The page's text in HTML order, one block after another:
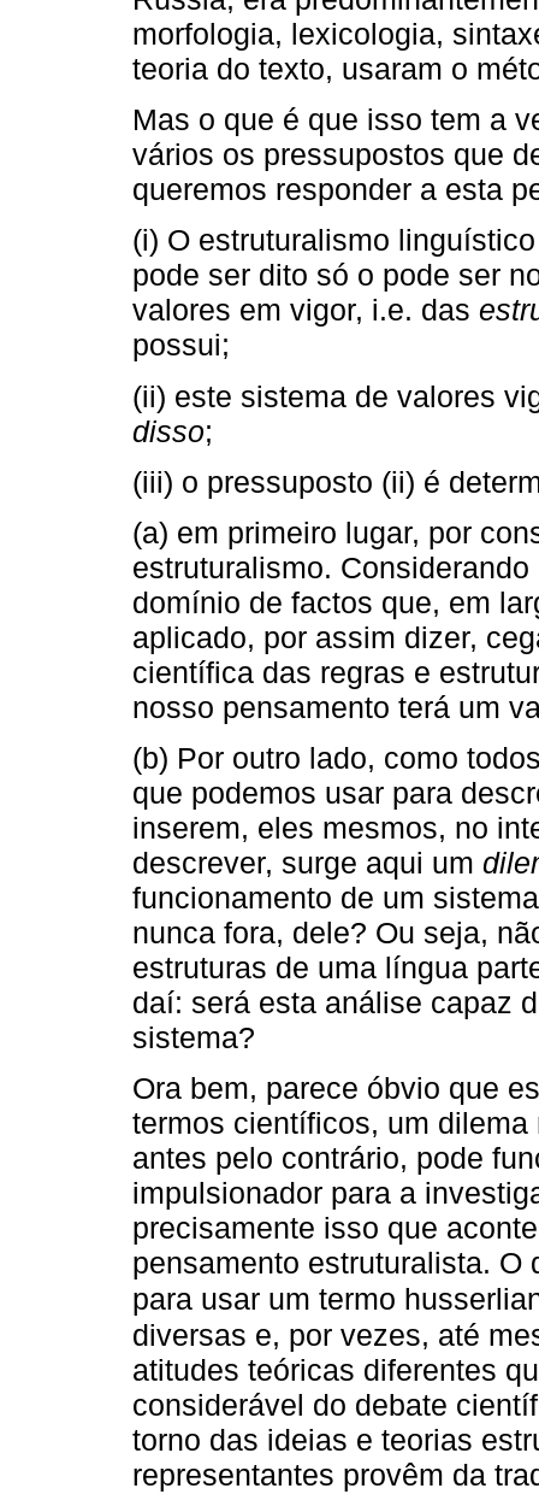
morfologia, lexicologia,
teoria do texto, usaram o
Mas o que é que isso tem a
vários os pressupostos que
queremos responder a esta
(i) O estruturalismo
pode ser dito só o pode ser
valores em vigor, i.e. das
possui;
(ii) este sistema de valores
disso;
(iii) o pressuposto (ii) é
(a) em primeiro lugar, por
estruturalismo.
domínio de factos que, em
aplicado, por assim dizer,
científica das regras e
nosso pensamento terá um
(b) Por outro lado, como
que podemos usar para
inserem, eles mesmos, no
descrever, surge aqui um
funcionamento de um
nunca fora, dele? Ou seja,
estruturas de uma língua
daí: será esta análise capaz
sistema?
Ora bem, parece óbvio que
termos científicos, um
antes pelo contrário, pode
impulsionador para a
precisamente isso que
pensamento estruturalista.
para usar um termo
diversas e, por vezes, até
atitudes teóricas diferentes
considerável do debate
torno das ideias e teorias
representantes provêm da